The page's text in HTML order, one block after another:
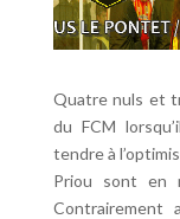
Quatre nuls et
du FCM
tendre à
Priou sont en
Contrairement